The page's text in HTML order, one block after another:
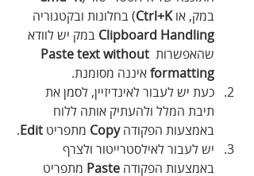
במק, או Ctrl+K) בחלונות ובקטגוריה
Clipboard Handling במק יש לוודא
שהאפשרות Paste text without
formatting איננה מסומנת.
כעת יש לעבור לאינדיזיין, לסמן את
תיבת המלל ולהעתיק אותה ללוח
באמצעות הפקודה Copy מתפריט Edit
.
יש לעבור לאילסטרייטור ולצרף
באמצעות הפקודה Paste מתפריט